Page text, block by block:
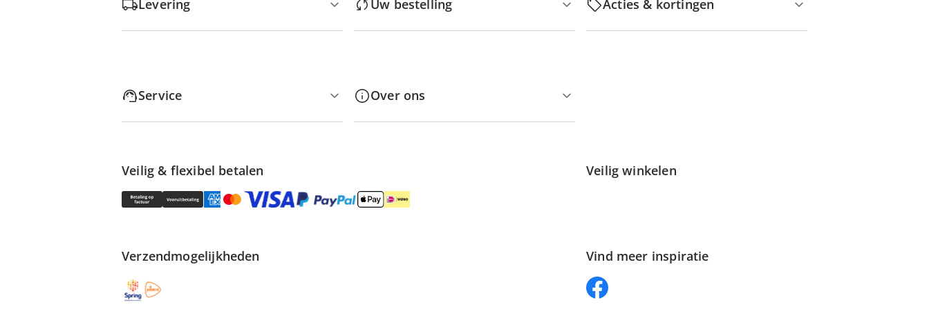
Levering Uw bestelling Acties & kortingen
Service Over ons
Veilig & flexibel betalen Veilig winkelen
Verzendmogelijkheden Vind meer inspiratie